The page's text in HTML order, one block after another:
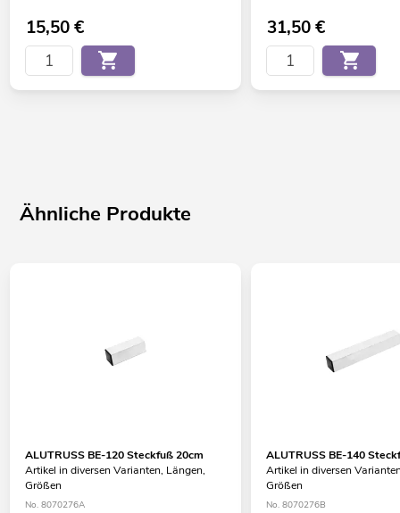
15,50€ 31,50€
Ähnliche Produkte
ALUTRUSS BE-120 Steckfuß 20cm
Artikel in diversen Varianten, Längen,
Größen
No. 8070276A
ALUTRUSS BE-140
Artikel in diversen
Größen
No. 8070276B